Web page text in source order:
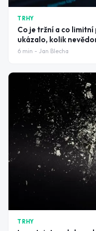
TRHY
Co je tržní a co limitní
ukázalo, kolik
6 min - Jan Blecha
TRHY